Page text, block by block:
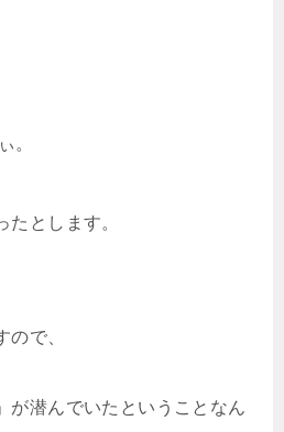
。
たとします。
ので、
が潜んでいたということなん